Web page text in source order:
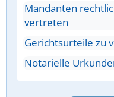
Mandanten
vertreten
Gerichtsurteile zu
Notarielle